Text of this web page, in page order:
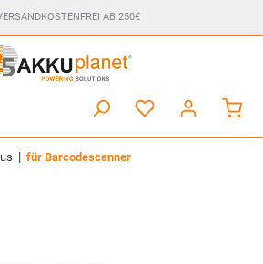
AB 250€
| für Barcodescanner